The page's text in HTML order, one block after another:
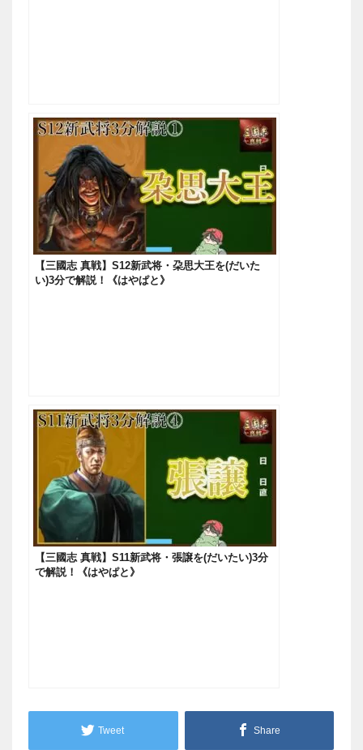
【三國志 真戦】S12新武将・朶思大王を(だいた
い)3分で解説！《はやぱと》
【三國志 真戦】S11新武将・張譲を(だいたい)3分
で解説！《はやぱと》
Tweet Share